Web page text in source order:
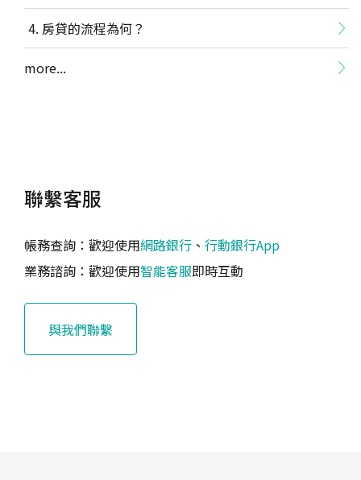
房貸的流程為何？
more...
聯繫客服
帳務查詢：歡迎使用網路銀行 、 行動銀行App
業務諮詢：歡迎使用智能客服即時互動
與我們聯繫